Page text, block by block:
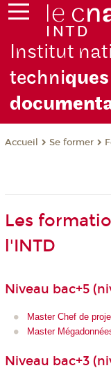
Institut
techni
docu
Accueil Se former
Les
l'INTD
Niveau bac+5
Master Chef de
Master
Niveau bac+3